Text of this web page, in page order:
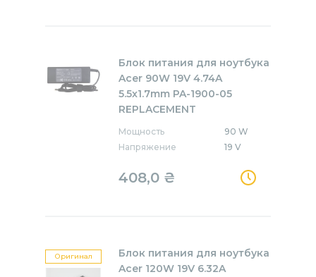
Блок питания для ноутбука
Acer 90W 19V 4.74A
5.5x1.7mm PA-1900-05
REPLACEMENT
Мощность
90 W
Напряжение
19 V
408,0 ₴
Оригинал
Блок питания для ноутбука
Acer 120W 19V 6.32A